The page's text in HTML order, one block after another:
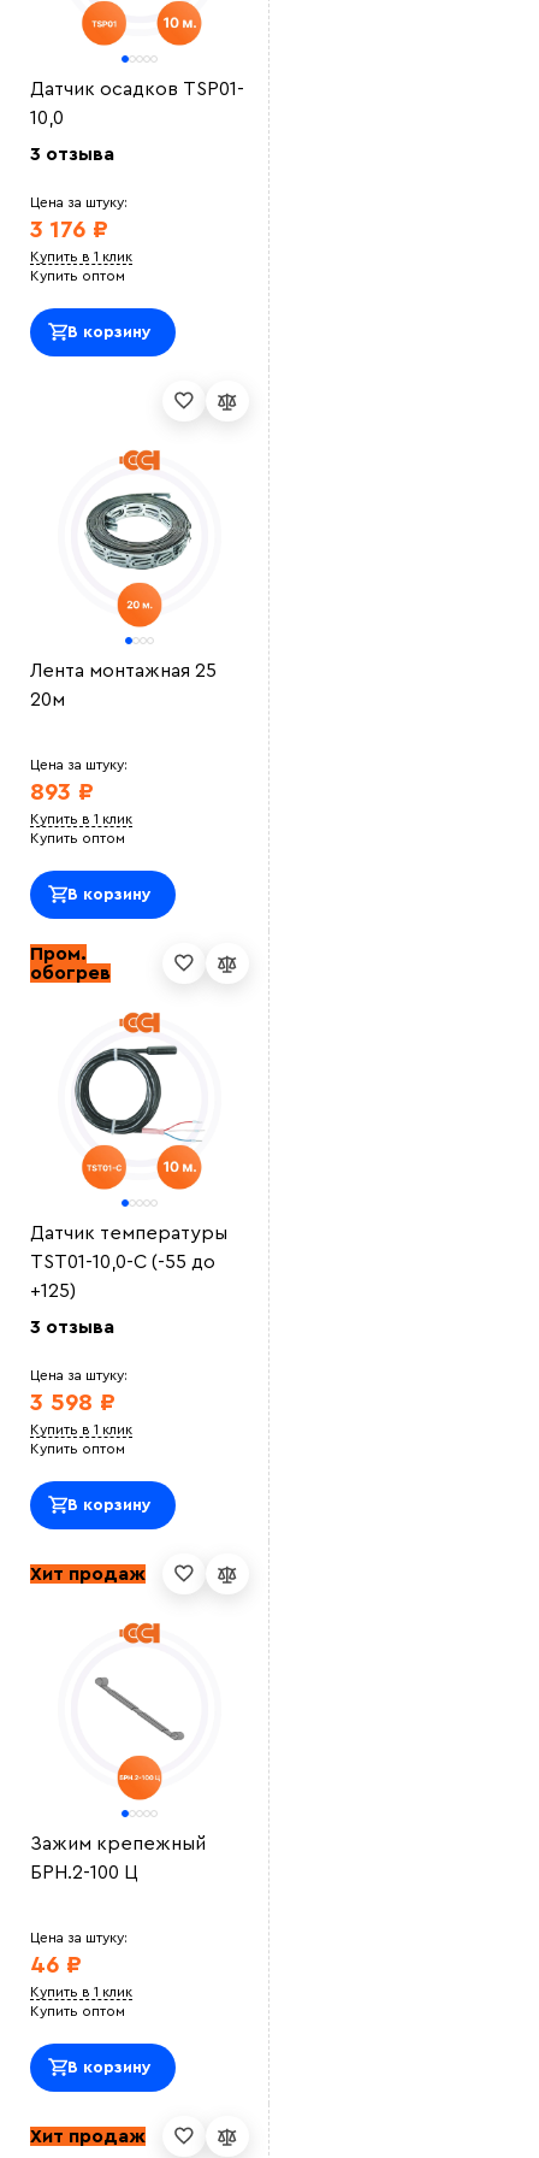
Датчик осадков TSP01-
10,0
3 отзыва
Цена за штуку:
3 176 ₽
Купить в 1 клик
Купить оптом
В корзину
Лента монтажная 25
20м
Цена за штуку:
893 ₽
Купить в 1 клик
Купить оптом
В корзину
Пром.
обогрев
Датчик температуры
TST01-10,0-С (-55 до
+125)
3 отзыва
Цена за штуку:
3 598 ₽
Купить в 1 клик
Купить оптом
В корзину
Хит продаж
Зажим крепежный
БРН.2-100 Ц
Цена за штуку:
46 ₽
Купить в 1 клик
Купить оптом
В корзину
Хит продаж